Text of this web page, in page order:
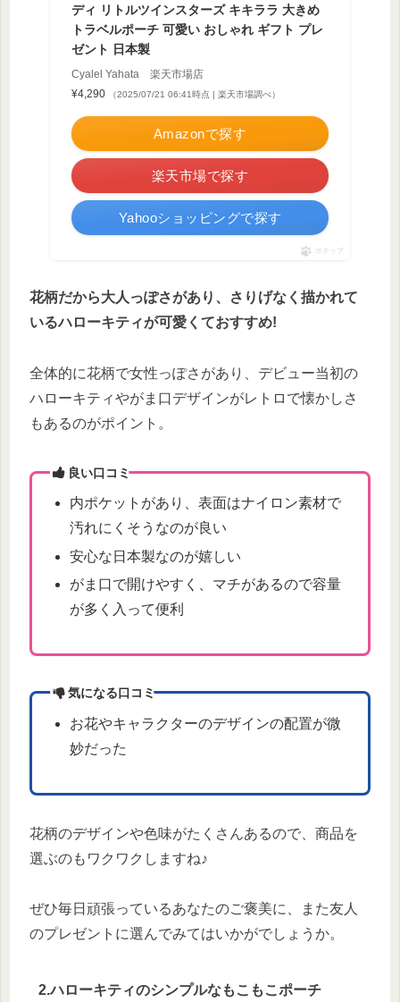
ディ リトルツインスターズ キキララ 大きめ
トラベルポーチ 可愛い おしゃれ ギフト プレ
ゼント 日本製
Cyalel Yahata 楽天市場店
¥4,290
（2025/07/21 06:41時点 | 楽天市場調べ）
Amazonで探す
楽天市場で探す
Yahooショッピングで探す
ポチップ
花柄だから大人っぽさがあり、さりげなく描かれて
いるハローキティが可愛くておすすめ!
全体的に花柄で女性っぽさがあり、デビュー当初の
ハローキティやがま口デザインがレトロで懐かしさ
もあるのがポイント。
良い口コミ
内ポケットがあり、表面はナイロン素材で
汚れにくそうなのが良い
安心な日本製なのが嬉しい
がま口で開けやすく、マチがあるので容量
が多く入って便利
気になる口コミ
お花やキャラクターのデザインの配置が微
妙だった
花柄のデザインや色味がたくさんあるので、商品を
選ぶのもワクワクしますね♪
ぜひ毎日頑張っているあなたのご褒美に、また友人
のプレゼントに選んでみてはいかがでしょうか。
2.ハローキティのシンプルなもこもこポーチ